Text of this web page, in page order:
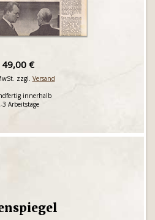
49,00 €
zzgl. Versand
innerhalb
3 Arbeitstage